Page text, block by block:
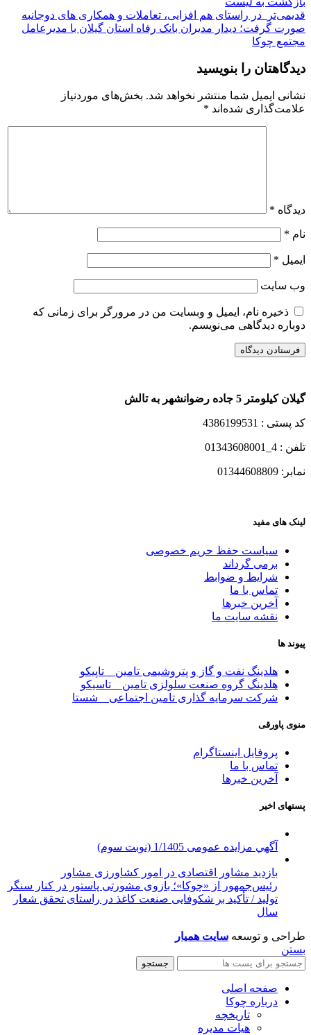
قدیمی‌تر
️ در راستای هم افزایی، تعاملات و همکاری های دوجانبه
صورت گرفت؛ دیدار مدیران بانک رفاه استان گیلان با مدیرعامل
مجتمع چوکا
دیدگاهتان را بنویسید
نشانی ایمیل شما منتشر نخواهد شد. بخش‌های موردنیاز
علامت‌گذاری شده‌اند *
دیدگاه *
نام *
ایمیل *
وب‌ سایت
ذخیره نام، ایمیل و وبسایت من در مرورگر برای زمانی که
دوباره دیدگاهی می‌نویسم.
گیلان کیلومتر 5 جاده رضوانشهر به تالش
کد پستی : 4386199531
تلفن : 4_01343608001
نمابر: 01344608809
لینک های مفید
سیاست حفظ حریم خصوصی
برمی گرداند
شرایط و ضوابط
تماس با ما
آخرین خبرها
نقشه سایت ما
پیوند ها
هلدینگ نفت و گاز و پتروشیمی تامین _ تاپیکو
هلدینگ گروه صنعت سلولزی تامین _ تاسیکو
شرکت سرمایه گذاری تامین اجتماعی _ شستا
منوی پاورقی
پروفایل اینستاگرام
تماس با ما
آخرین خبرها
پستهای اخیر
آگهي مزایده عمومی 1/1405 (نوبت سوم)
بازدید مشاور اقتصادی در امور کشاورزی مشاور
رئیس‌جمهور از «چوکا»؛ بازوی مشورتی پاستور در کنار سنگر
تولید / تأکید بر شکوفایی صنعت کاغذ در راستای تحقق شعار
سال
طراحی و توسعه سایت همیار
بستن
جستجو
صفحه اصلی
درباره چوکا
تاریخچه
هیات مدیره